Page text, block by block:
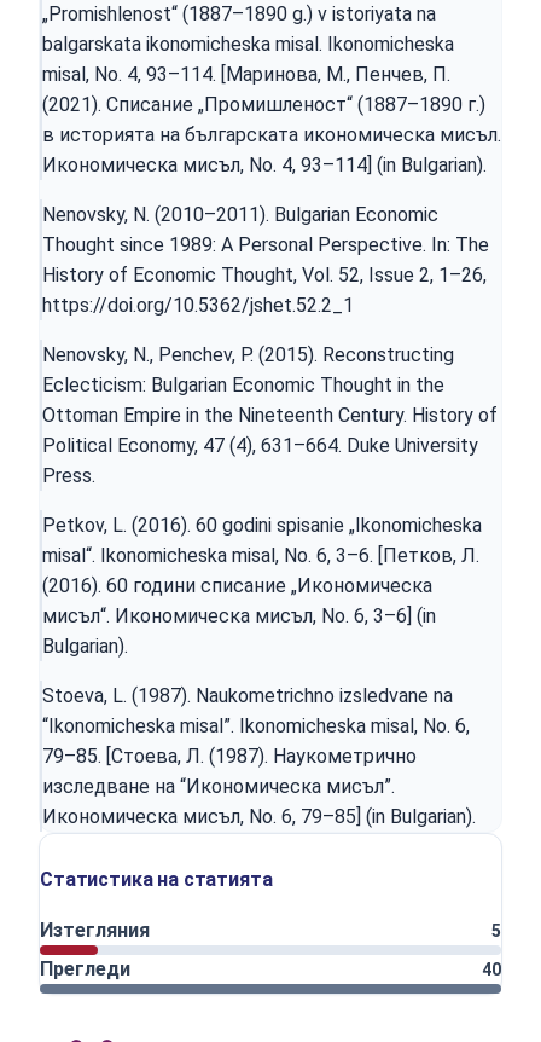
„Promishlenost“ (1887–1890 g.) v istoriyata na
balgarskata ikonomicheska misal. Ikonomicheska
misal, No. 4, 93–114. [Маринова, М., Пенчев, П.
(2021). Списание „Промишленост“ (1887–1890 г.)
в историята на българската икономическа мисъл.
Икономическа мисъл, No. 4, 93–114] (in Bulgarian).
Nenovsky, N. (2010–2011). Bulgarian Economic
Thought since 1989: A Personal Perspective. In: The
History of Economic Thought, Vol. 52, Issue 2, 1–26,
https://doi.org/10.5362/jshet.52.2_1
Nenovsky, N., Penchev, P. (2015). Reconstructing
Eclecticism: Bulgarian Economic Thought in the
Ottoman Empire in the Nineteenth Century. History of
Political Economy, 47 (4), 631–664. Duke University
Press.
Petkov, L. (2016). 60 godini spisanie „Ikonomicheska
misal“. Ikonomicheska misal, No. 6, 3–6. [Петков, Л.
(2016). 60 години списание „Икономическа
мисъл“. Икономическа мисъл, No. 6, 3–6] (in
Bulgarian).
Stoeva, L. (1987). Naukometrichno izsledvane na
“Ikonomicheska misal”. Ikonomicheska misal, No. 6,
79–85. [Стоева, Л. (1987). Наукометрично
изследване на “Икономическа мисъл”.
Икономическа мисъл, No. 6, 79–85] (in Bulgarian).
Статистика на статията
Изтегляния 5
Прегледи 40